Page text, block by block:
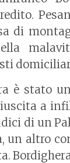
di
è stato
a
di un
un altro